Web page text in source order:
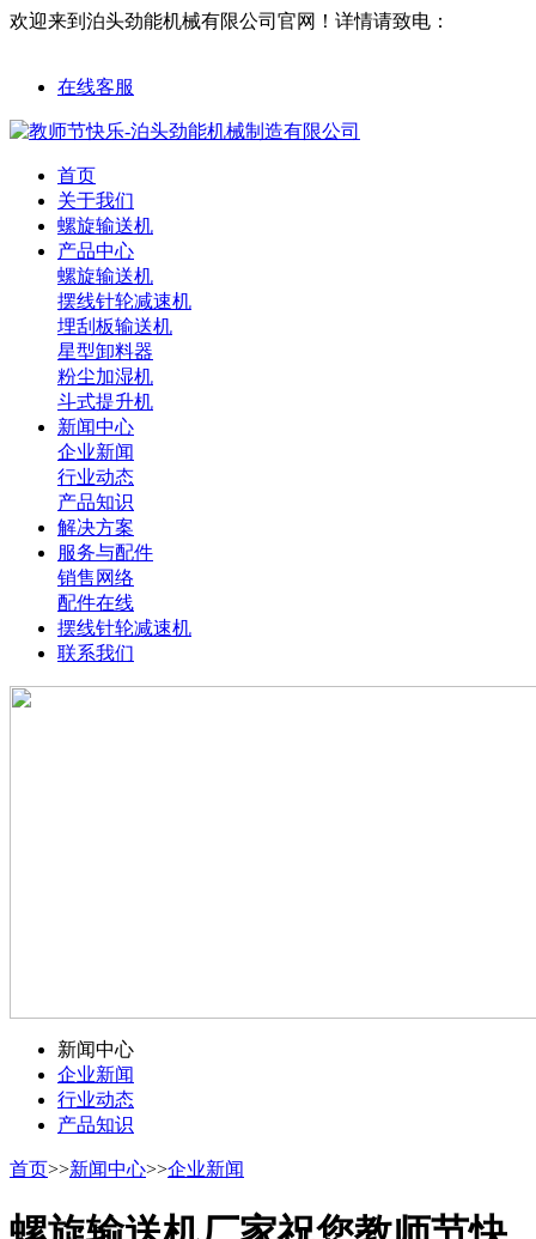
欢迎来到泊头劲能机械有限公司官网！ 详情请致电：
在线客服
首页
关于我们
螺旋输送机
产品中心
螺旋输送机
摆线针轮减速机
埋刮板输送机
星型卸料器
粉尘加湿机
斗式提升机
新闻中心
企业新闻
行业动态
产品知识
解决方案
服务与配件
销售网络
配件在线
摆线针轮减速机
联系我们
新闻中心
企业新闻
行业动态
产品知识
首页>>新闻中心>>企业新闻